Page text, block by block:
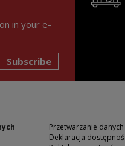
in your e-
Subscribe
Przetwarzanie
Deklaracja